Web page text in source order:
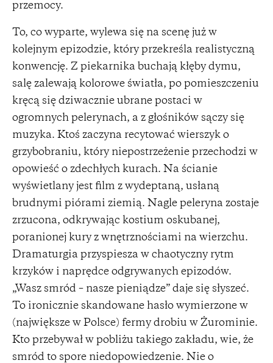
przemocy.
To, co wyparte, wylewa się na scenę już w
kolejnym epizodzie, który przekreśla realistyczną
konwencję. Z piekarnika buchają kłęby dymu,
salę zalewają kolorowe światła, po pomieszczeniu
kręcą się dziwacznie ubrane postaci w
ogromnych pelerynach, a z głośników sączy się
muzyka. Ktoś zaczyna recytować wierszyk o
grzybobraniu, który niepostrzeżenie przechodzi w
opowieść o zdechłych kurach. Na ścianie
wyświetlany jest film z wydeptaną, usłaną
brudnymi piórami ziemią. Nagle peleryna zostaje
zrzucona, odkrywając kostium oskubanej,
poranionej kury z wnętrznościami na wierzchu.
Dramaturgia przyspiesza w chaotyczny rytm
krzyków i naprędce odgrywanych epizodów.
„Wasz smród – nasze pieniądze” daje się słyszeć.
To ironicznie skandowane hasło wymierzone w
(największe w Polsce) fermy drobiu w Żurominie.
Kto przebywał w pobliżu takiego zakładu, wie, że
smród to spore niedopowiedzenie. Nie o